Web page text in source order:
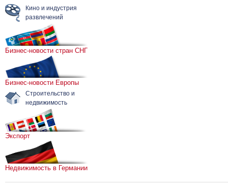
Кино и индустрия
развлечений
Бизнес-новости стран СНГ
Бизнес-новости Европы
Строительство и
недвижимость
Экспорт
Недвижимость в Германии